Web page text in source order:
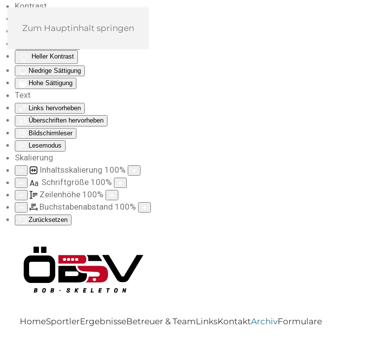
Kontrast
Monochrom
Heller Kontrast
Niedrige Sättigung
Hohe Sättigung
Text
Links hervorheben
Überschriften hervorheben
Bildschirmleser
Lesemodus
Skalierung
Inhaltsskalierung 100%
Aa Schriftgröße 100%
Zeilenhöhe 100%
Buchstabenabstand 100%
Zurücksetzen
Zum Hauptinhalt springen
HomeSportlerErgebnisseBetreuer & TeamLinksKontaktArchivFormulare